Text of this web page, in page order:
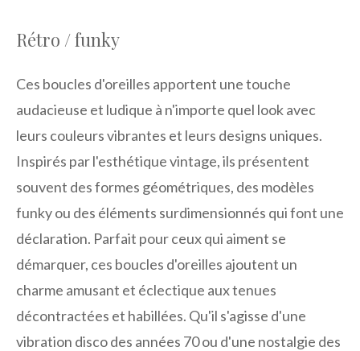
Rétro / funky
Ces boucles d'oreilles apportent une touche
audacieuse et ludique à n'importe quel look avec
leurs couleurs vibrantes et leurs designs uniques.
Inspirés par l'esthétique vintage, ils présentent
souvent des formes géométriques, des modèles
funky ou des éléments surdimensionnés qui font une
déclaration. Parfait pour ceux qui aiment se
démarquer, ces boucles d'oreilles ajoutent un
charme amusant et éclectique aux tenues
décontractées et habillées. Qu'il s'agisse d'une
vibration disco des années 70 ou d'une nostalgie des